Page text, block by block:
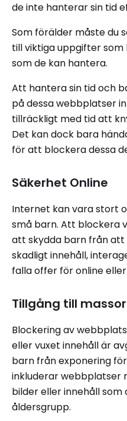
de inte hanterar sin tid
Som förälder måste du
till viktiga uppgifter som
som de kan hantera.
Att hantera sin tid och
på dessa webbplatser
tillräckligt med tid att
Det kan dock bara
för att blockera dessa
Säkerhet Online
Internet kan vara stort
små barn. Att blockera
att skydda barn från
skadligt innehåll,
falla offer för online
Tillgång till
Blockering av
eller vuxet innehåll är
barn från exponering
inkluderar webbplatser
bilder eller innehåll
åldersgrupp.